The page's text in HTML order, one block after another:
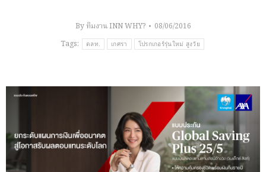
Byทีมงาน INN WHY?
08/06/2016
Tags:
ตลท. เกศรา โปรกเกอร์รุ่นใหม่ สูงวัย